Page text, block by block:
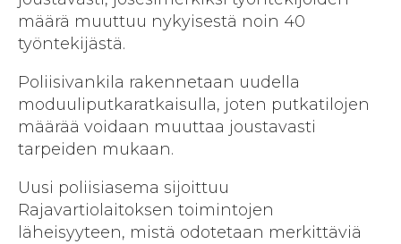
määrä muuttuu nykyisestä noin 40
työntekijästä.
Poliisivankila rakennetaan uudella
moduuliputkaratkaisulla, joten putkatilojen
määrää voidaan muuttaa joustavasti
tarpeiden mukaan.
Uusi poliisiasema sijoittuu
Rajavartiolaitoksen toimintojen
läheisyyteen, mistä odotetaan merkittäviä